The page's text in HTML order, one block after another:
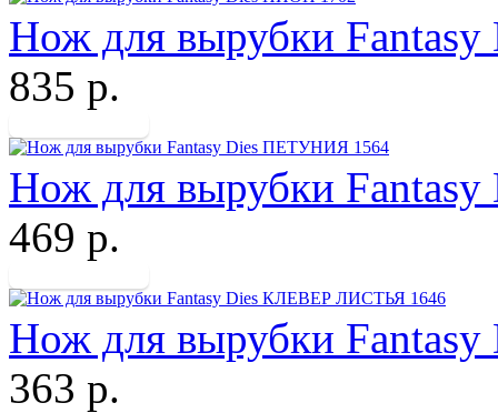
Нож для вырубки
835 р.
Нож для вырубки
469 р.
Нож для вырубки
363 р.